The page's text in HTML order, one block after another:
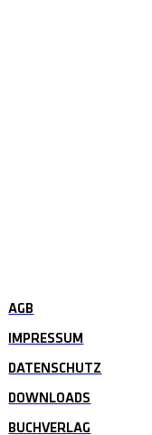
AGB
IMPRESSUM
DATENSCHUTZ
DOWNLOADS
BUCHVERLAG